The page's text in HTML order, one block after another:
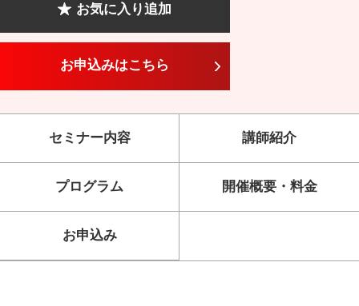
お気に入り追加
お申込みはこちら
セミナー内容 講師紹介
プログラム 開催概要・料金
お申込み